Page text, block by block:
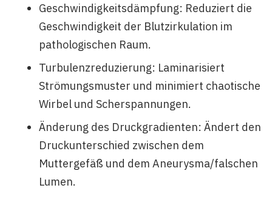
Geschwindigkeitsdämpfung: Reduziert die
Geschwindigkeit der Blutzirkulation im
pathologischen Raum.
Turbulenzreduzierung: Laminarisiert
Strömungsmuster und minimiert chaotische
Wirbel und Scherspannungen.
Änderung des Druckgradienten: Ändert den
Druckunterschied zwischen dem
Muttergefäß und dem Aneurysma/falschen
Lumen.